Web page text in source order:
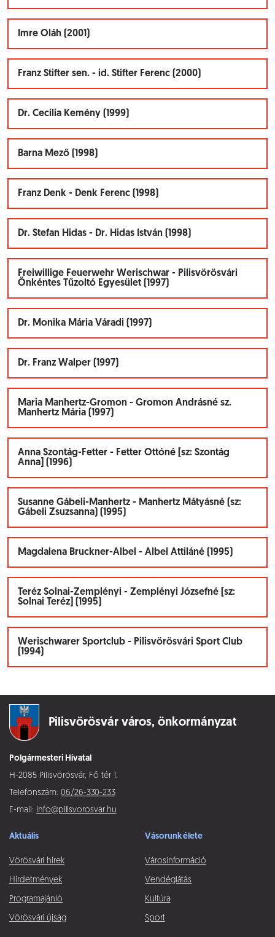
Imre Oláh (2001)
Franz Stifter sen. - id. Stifter Ferenc (2000)
Dr. Cecília Kemény (1999)
Barna Mező (1998)
Franz Denk - Denk Ferenc (1998)
Dr. Stefan Hidas - Dr. Hidas István (1998)
Freiwillige Feuerwehr Werischwar - Pilisvörösvári
Önkéntes Tűzoltó Egyesület (1997)
Dr. Monika Mária Váradi (1997)
Dr. Franz Walper (1997)
Maria Manhertz-Gromon - Gromon Andrásné sz.
Manhertz Mária (1997)
Anna Szontág-Fetter - Fetter Ottóné [sz: Szontág
Anna] (1996)
Susanne Gábeli-Manhertz - Manhertz Mátyásné (sz:
Gábeli Zsuzsanna) (1995)
Magdalena Bruckner-Albel - Albel Attiláné (1995)
Teréz Solnai-Zemplényi - Zemplényi Józsefné [sz:
Solnai Teréz] (1995)
Werischwarer Sportclub - Pilisvörösvári Sport Club
(1994)
Pilisvörösvár város, önkormányzat
Polgármesteri Hivatal
H-2085 Pilisvörösvár, Fő tér 1.
Telefonszám: 06/26-330-233
E-mail: info@pilisvorosvar.hu
Aktuális
Vörösvári hírek
Hírdetmények
Programajánló
Vörösvári újság
Vásorunk élete
Városinformáció
Vendéglátás
Kultúra
Sport